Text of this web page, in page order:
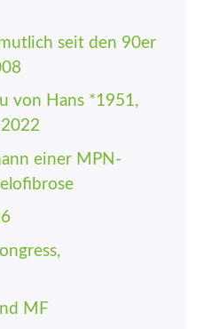
seit den 90er
von Hans *1951,
einer MPN-
MF